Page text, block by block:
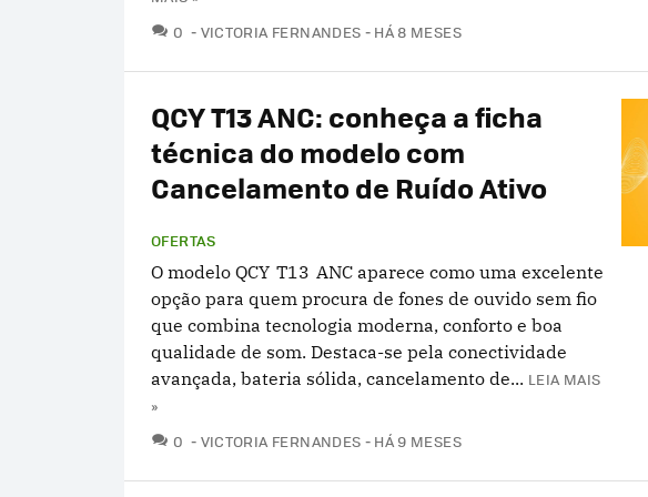
0 COMENTÁRIOS
VICTORIA FERNANDES HÁ 8 MESES
QCY T13 ANC: conheça a ficha
técnica do modelo com
Cancelamento de Ruído Ativo
OFERTAS
O modelo QCY T13 ANC aparece como uma excelente
opção para quem procura de fones de ouvido sem fio
que combina tecnologia moderna, conforto e boa
qualidade de som. Destaca-se pela conectividade
avançada, bateria sólida, cancelamento de... LEIA MAIS
»
0 COMENTÁRIOS
VICTORIA FERNANDES HÁ 9 MESES